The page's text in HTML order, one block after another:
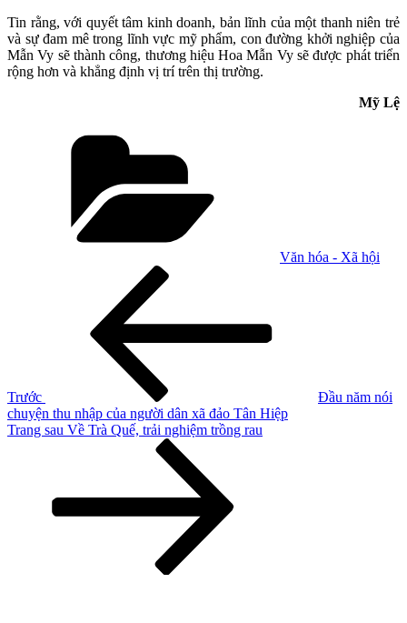
Tin rằng, với quyết tâm kinh doanh, bản lĩnh của một thanh niên trẻ
và sự đam mê trong lĩnh vực mỹ phẩm, con đường khởi nghiệp của
Mẫn Vy sẽ thành công, thương hiệu Hoa Mẫn Vy sẽ được phát triển
rộng hơn và khẳng định vị trí trên thị trường.
Mỹ Lệ
Văn hóa - Xã hội
Trước
Đầu năm nói
chuyện thu nhập của người dân xã đảo Tân Hiệp
Bài
Trang sau Về Trà Quế, trải nghiệm trồng rau